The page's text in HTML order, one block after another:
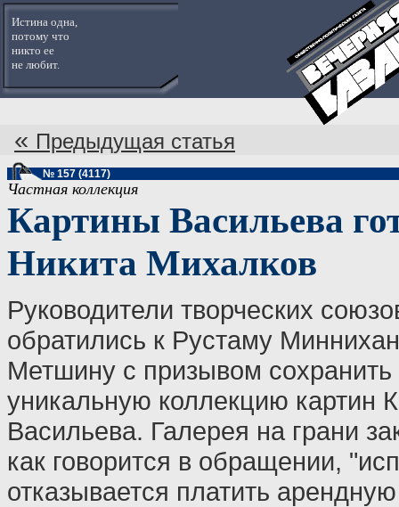
Истина одна,
потому что
никто ее
не любит.
« Предыдущая статья
№ 157 (4117)
Частная коллекция
Картины Васильева
Никита Михалков
Руководители творческих
обратились к Рустаму
Метшину с призывом сохранить
уникальную коллекцию картин
Васильева. Галерея на грани
как говорится в обращении,
отказывается платить